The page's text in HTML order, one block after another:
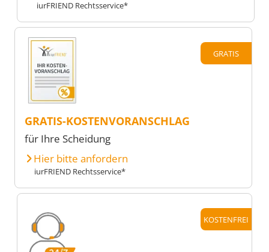
iurFRIEND Rechtsservice*
GRATIS
GRATIS-KOSTENVORANSCHLAG
für Ihre Scheidung
Hier bitte anfordern
iurFRIEND Rechtsservice*
KOSTENFREI